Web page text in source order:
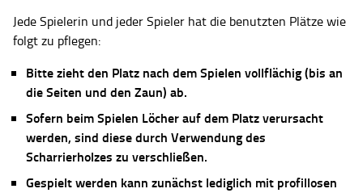
Jede Spielerin und jeder Spieler hat die benutzten Plätze wie
folgt zu pflegen:
Bitte zieht den Platz nach dem Spielen vollflächig (bis an
die Seiten und den Zaun) ab.
Sofern beim Spielen Löcher auf dem Platz verursacht
werden, sind diese durch Verwendung des
Scharrierholzes zu verschließen.
Gespielt werden kann zunächst lediglich mit profillosen